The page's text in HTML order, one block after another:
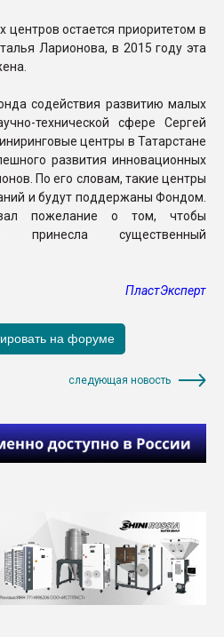
остается приоритетом в
Ларионова, в 2015 году эта
содействия развитию малых
технической сфере Сергей
центры в Татарстане
развития инновационных
По его словам, такие центры
и будут поддержаны Фондом.
пожелание о том, чтобы
принесла существенный
ПластЭксперт
следующая новость